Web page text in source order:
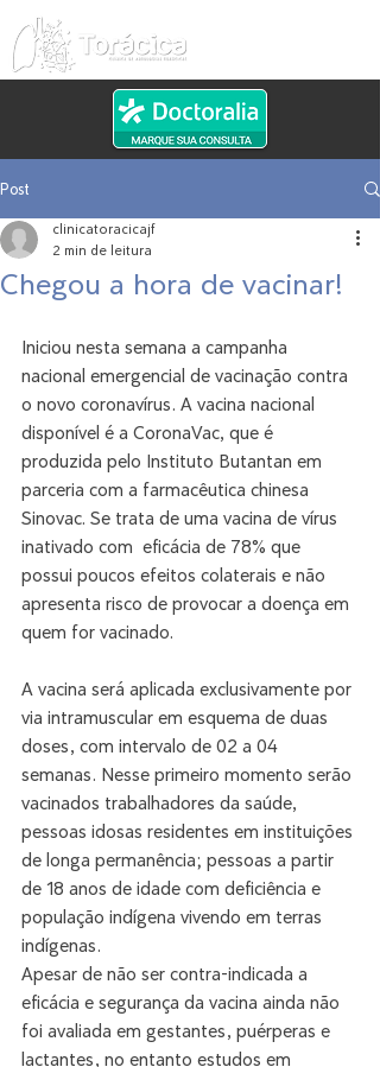
Post
Chegou a hora de vacinar!
clinicatoracicajf
2 min de leitura
Iniciou nesta semana a campanha
nacional emergencial de vacinação contra
o novo coronavírus. A vacina nacional
disponível é a CoronaVac, que é
produzida pelo Instituto Butantan em
parceria com a farmacêutica chinesa
Sinovac. Se trata de uma vacina de vírus
inativado com  eficácia de 78% que
possui poucos efeitos colaterais e não
apresenta risco de provocar a doença em
quem for vacinado.
A vacina será aplicada exclusivamente por
via intramuscular em esquema de duas
doses, com intervalo de 02 a 04
semanas. Nesse primeiro momento serão
vacinados trabalhadores da saúde,
pessoas idosas residentes em instituições
de longa permanência; pessoas a partir
de 18 anos de idade com deficiência e
população indígena vivendo em terras
indígenas.
Apesar de não ser contra-indicada a
eficácia e segurança da vacina ainda não
foi avaliada em gestantes, puérperas e
lactantes, no entanto estudos em